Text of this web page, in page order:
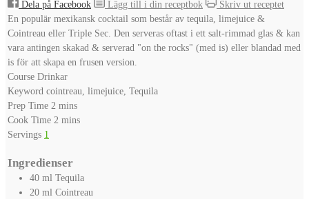
Dela på Facebook Lägg till i din receptbok
Skriv ut receptet
En populär mexikansk cocktail som består av tequila, limejuice &
Cointreau eller Triple Sec. Den serveras oftast i ett salt-rimmad glas & kan
vara antingen skakad & serverad "on the rocks" (med is) eller blandad med
is för att skapa en frusen version.
Course Drinkar
Keyword cointreau, limejuice, Tequila
Prep Time 2 minutes
mins
Cook Time 2 minutes
mins
Servings 1
Ingredienser
40 ml Tequila
20 ml Cointreau